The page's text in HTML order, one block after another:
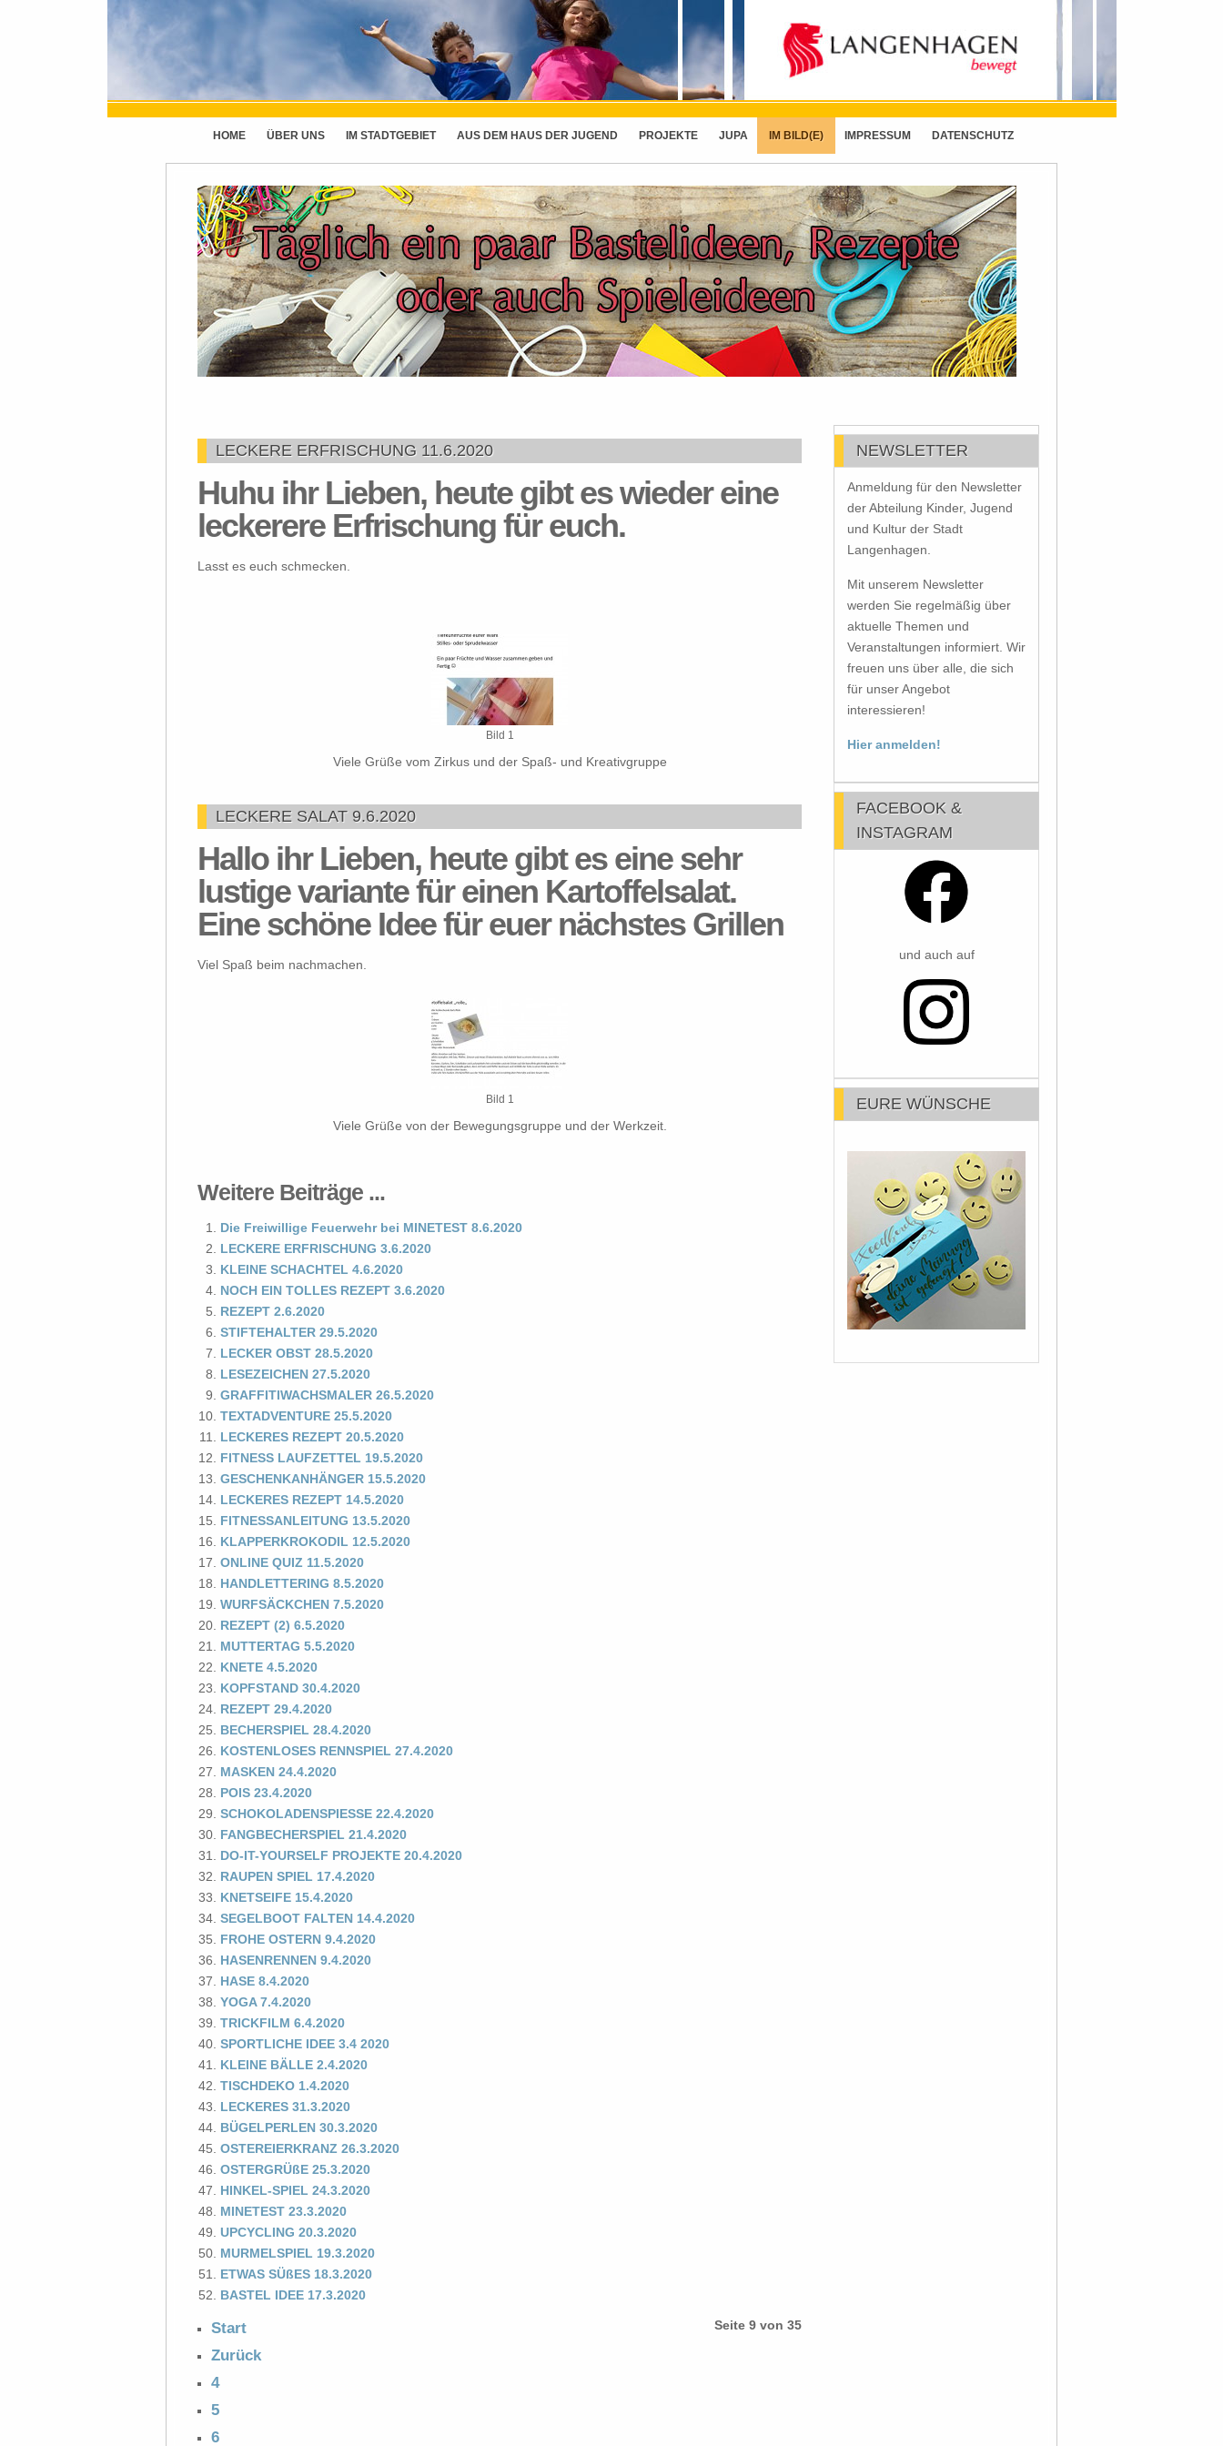
HOME ÜBER UNS IM STADTGEBIET AUS DEM HAUS DER JUGEND PROJEKTE JUPA IM BILD(E) IMPRESSUM DATENSCHUTZ
LECKERE ERFRISCHUNG 11.6.2020
Huhu ihr Lieben, heute gibt es wieder eine
leckerere Erfrischung für euch.
Lasst es euch schmecken.
Bild 1
Viele Grüße vom Zirkus und der Spaß- und Kreativgruppe
LECKERE SALAT 9.6.2020
Hallo ihr Lieben, heute gibt es eine sehr
lustige variante für einen Kartoffelsalat.
Eine schöne Idee für euer nächstes Grillen
Viel Spaß beim nachmachen.
Bild 1
Viele Grüße von der Bewegungsgruppe und der Werkzeit.
Weitere Beiträge ...
Die Freiwillige Feuerwehr bei MINETEST 8.6.2020
LECKERE ERFRISCHUNG 3.6.2020
KLEINE SCHACHTEL 4.6.2020
NOCH EIN TOLLES REZEPT 3.6.2020
REZEPT 2.6.2020
STIFTEHALTER 29.5.2020
LECKER OBST 28.5.2020
LESEZEICHEN 27.5.2020
GRAFFITIWACHSMALER 26.5.2020
TEXTADVENTURE 25.5.2020
LECKERES REZEPT 20.5.2020
FITNESS LAUFZETTEL 19.5.2020
GESCHENKANHÄNGER 15.5.2020
LECKERES REZEPT 14.5.2020
FITNESSANLEITUNG 13.5.2020
KLAPPERKROKODIL 12.5.2020
ONLINE QUIZ 11.5.2020
HANDLETTERING 8.5.2020
WURFSÄCKCHEN 7.5.2020
REZEPT (2) 6.5.2020
MUTTERTAG 5.5.2020
KNETE 4.5.2020
KOPFSTAND 30.4.2020
REZEPT 29.4.2020
BECHERSPIEL 28.4.2020
KOSTENLOSES RENNSPIEL 27.4.2020
MASKEN 24.4.2020
POIS 23.4.2020
SCHOKOLADENSPIESSE 22.4.2020
FANGBECHERSPIEL 21.4.2020
DO-IT-YOURSELF PROJEKTE 20.4.2020
RAUPEN SPIEL 17.4.2020
KNETSEIFE 15.4.2020
SEGELBOOT FALTEN 14.4.2020
FROHE OSTERN 9.4.2020
HASENRENNEN 9.4.2020
HASE 8.4.2020
YOGA 7.4.2020
TRICKFILM 6.4.2020
SPORTLICHE IDEE 3.4 2020
KLEINE BÄLLE 2.4.2020
TISCHDEKO 1.4.2020
LECKERES 31.3.2020
BÜGELPERLEN 30.3.2020
OSTEREIERKRANZ 26.3.2020
OSTERGRÜßE 25.3.2020
HINKEL-SPIEL 24.3.2020
MINETEST 23.3.2020
UPCYCLING 20.3.2020
MURMELSPIEL 19.3.2020
ETWAS SÜßES 18.3.2020
BASTEL IDEE 17.3.2020
Seite 9 von 35
Start
Zurück
4
5
6
NEWSLETTER
Anmeldung für den Newsletter
der Abteilung Kinder, Jugend
und Kultur der Stadt
Langenhagen.
Mit unserem Newsletter
werden Sie regelmäßig über
aktuelle Themen und
Veranstaltungen informiert. Wir
freuen uns über alle, die sich
für unser Angebot
interessieren!
Hier anmelden!
FACEBOOK &
INSTAGRAM
und auch auf
EURE WÜNSCHE